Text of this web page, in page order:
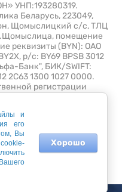
УНП:193280319.
Беларусь, 223049,
Щомыслицкий с/с, ТЛЦ
помещение
реквизиты (BYN): ОАО
р/с: BY69 BPSB 3012
Банк", БИК/SWIFT:
2C63 1300 1027 0000.
регистрации
номером 508389.
9.00 до 18.00
магазина.
и
его
Вы
Хорошо